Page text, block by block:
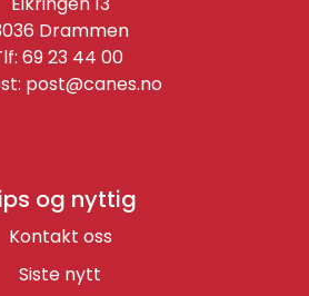
og nyttig
Kontakt oss
Siste nytt
Drammen
69 23 44 00
post@canes.no